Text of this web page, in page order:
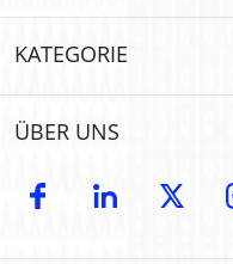
HEIM
PRODUKTE
OEM- und ODM-Modelle
KATEGORIE
Maßgeschneidert
ÜBER UNS
Einführung